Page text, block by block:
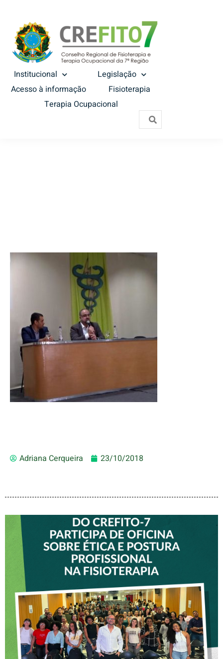
Institucional
Legislação
Acesso à informação
Fisioterapia
Terapia Ocupacional
Adriana Cerqueira 23/10/2018
VICE-PRESIDENTE DO
CREFITO-7 PARTICIPA DE
OFICINA SOBRE ÉTICA E
POSTURA PROFISSIONAL
NA FISIOTERAPIA